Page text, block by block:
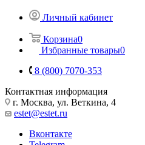
Личный кабинет
Корзина0
Избранные товары0
8 (800) 7070-353
Контактная информация
г. Москва, ул. Веткина, 4
estet@estet.ru
Вконтакте